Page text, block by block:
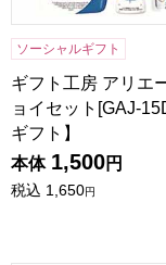
ソーシャルギフト
ギフト工房 アリエ
ョイセット[GAJ-
ギフト】
本体 1,500円
税込 1,650円